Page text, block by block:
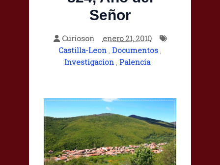
Señor
Curioson
enero 21, 2010
Castilla-Leon , Documentos ,
Investigacion, Palencia